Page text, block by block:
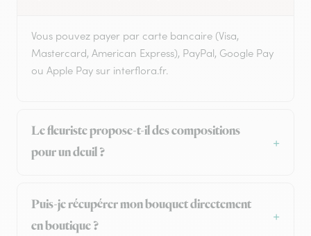
Vous pouvez payer par carte bancaire (Visa,
Mastercard, American Express), PayPal, Google Pay
ou Apple Pay sur interflora.fr.
Le fleuriste propose-t-il des compositions
pour un deuil ?
Puis-je récupérer mon bouquet directement
en boutique ?